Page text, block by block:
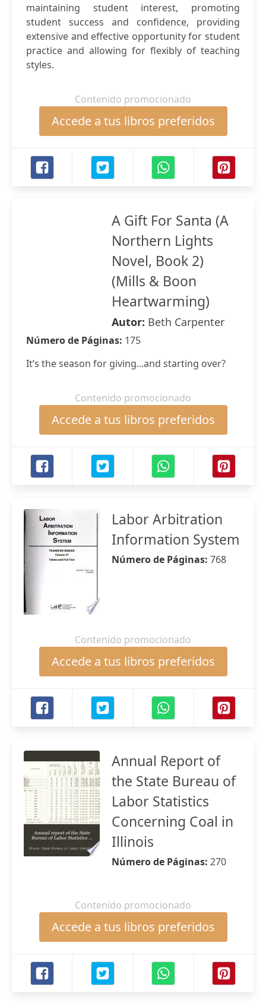
maintaining student interest, promoting
student success and confidence, providing
extensive and effective opportunity for student
practice and allowing for flexibly of teaching
styles.
Contenido promocionado
Accede a tus libros preferidos
A Gift For Santa (A
Northern Lights
Novel, Book 2)
(Mills & Boon
Heartwarming)
Autor: Beth Carpenter
Número de Páginas: 175
It’s the season for giving...and starting over?
Contenido promocionado
Accede a tus libros preferidos
Labor Arbitration
Information System
Número de Páginas: 768
Contenido promocionado
Accede a tus libros preferidos
Annual Report of
the State Bureau of
Labor Statistics
Concerning Coal in
Illinois
Número de Páginas: 270
Contenido promocionado
Accede a tus libros preferidos